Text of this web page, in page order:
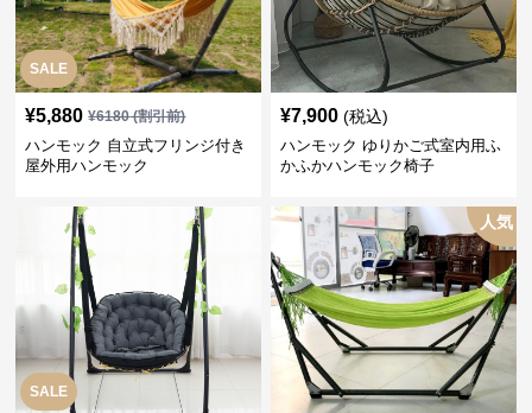
SALE
¥5,880 ¥6180(割引前)
ハンモック 自立式フリンジ付き
屋外用ハンモック
¥7,900 (税込)
ハンモック ゆりかご式室内用ふ
かふかハンモック椅子
SALE
人気